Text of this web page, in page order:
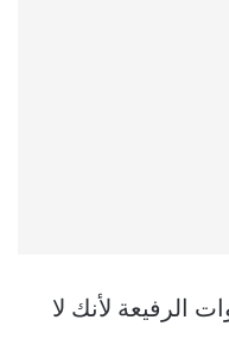
الرفيعة لأنك لا